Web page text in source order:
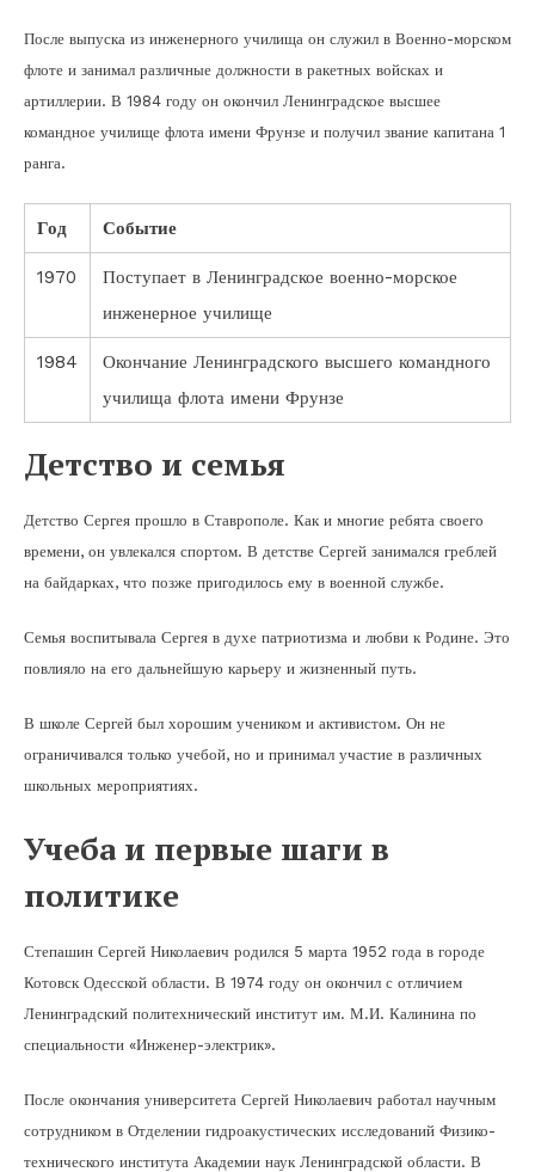
После выпуска из инженерного училища он служил в Военно-морском
флоте и занимал различные должности в ракетных войсках и
артиллерии. В 1984 году он окончил Ленинградское высшее
командное училище флота имени Фрунзе и получил звание капитана 1
ранга.
Год Событие
1970
Поступает в Ленинградское военно-морское
инженерное училище
1984
Окончание Ленинградского высшего командного
училища флота имени Фрунзе
Детство и семья
Детство Сергея прошло в Ставрополе. Как и многие ребята своего
времени, он увлекался спортом. В детстве Сергей занимался греблей
на байдарках, что позже пригодилось ему в военной службе.
Семья воспитывала Сергея в духе патриотизма и любви к Родине. Это
повлияло на его дальнейшую карьеру и жизненный путь.
В школе Сергей был хорошим учеником и активистом. Он не
ограничивался только учебой, но и принимал участие в различных
школьных мероприятиях.
Учеба и первые шаги в
политике
Степашин Сергей Николаевич родился 5 марта 1952 года в городе
Котовск Одесской области. В 1974 году он окончил с отличием
Ленинградский политехнический институт им. М.И. Калинина по
специальности «Инженер-электрик».
После окончания университета Сергей Николаевич работал научным
сотрудником в Отделении гидроакустических исследований Физико-
технического института Академии наук Ленинградской области. В